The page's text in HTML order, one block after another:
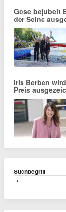
Gose bejubelt
der Seine
Iris Berben
Preis
Suchbegriff